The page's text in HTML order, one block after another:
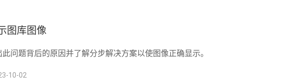
图库图像
问题背后的原因并了解分步解决方案以使图像正确显示。
10-02